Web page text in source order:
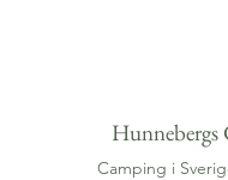
Hunnebergs
Camping i